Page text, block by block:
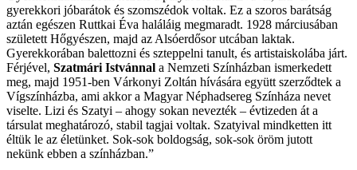
gyerekkori jóbarátok és szomszédok voltak. Ez a szoros barátság
aztán egészen Ruttkai Éva haláláig megmaradt. 1928 márciusában
született Hőgyészen, majd az Alsóerdősor utcában laktak.
Gyerekkorában balettozni és szteppelni tanult, és artistaiskolába járt.
Férjével, Szatmári Istvánnal a Nemzeti Színházban ismerkedett
meg, majd 1951-ben Várkonyi Zoltán hívására együtt szerződtek a
Vígszínházba, ami akkor a Magyar Néphadsereg Színháza nevet
viselte. Lizi és Szatyi – ahogy sokan nevezték – évtizeden át a
társulat meghatározó, stabil tagjai voltak. Szatyival mindketten itt
éltük le az életünket. Sok-sok boldogság, sok-sok öröm jutott
nekünk ebben a színházban.”